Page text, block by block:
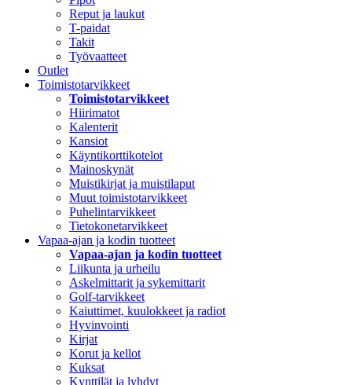
Reput ja laukut
T-paidat
Takit
Työvaatteet
Outlet
Toimistotarvikkeet
Toimistotarvikkeet
Hiirimatot
Kalenterit
Kansiot
Käyntikorttikotelot
Mainoskynät
Muistikirjat ja muistilaput
Muut toimistotarvikkeet
Puhelintarvikkeet
Tietokonetarvikkeet
Vapaa-ajan ja kodin tuotteet
Vapaa-ajan ja kodin tuotteet
Liikunta ja urheilu
Askelmittarit ja sykemittarit
Golf-tarvikkeet
Kaiuttimet, kuulokkeet ja radiot
Hyvinvointi
Kirjat
Korut ja kellot
Kuksat
Kynttilät ja lyhdyt